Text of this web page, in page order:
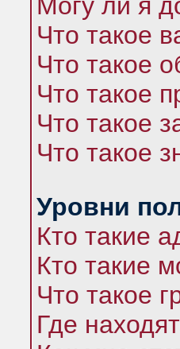
Что такое
Что такое
Что такое
Что такое
Что такое
Уровни
Кто такие
Кто такие
Что такое
Где